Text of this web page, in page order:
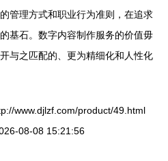
管理方式和职业行为准则，在追求
基石。数字内容制作服务的价值毋
与之匹配的、更为精细化和人性化
www.djlzf.com/product/49.html
08-08 15:21:56